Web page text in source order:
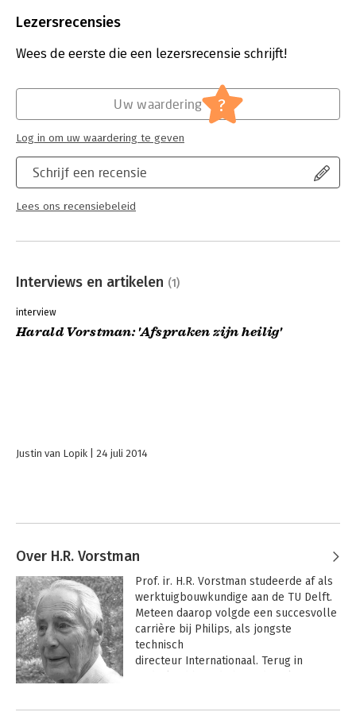
Bestandsformaat:
Uitgever:
Boom
Hoofdrubriek: Organisatiekunde
Lezersrecensies
Wees de eerste die een lezersrecensie schrijft!
Schrijf een recensie
Lees ons recensiebeleid
Uw waardering ?
Log in om uw waardering te geven
Interviews en artikelen (1)
interview
Harald Vorstman: 'Afspraken zijn heilig'
Justin van Lopik 24 juli 2014
Over H.R. Vorstman
Prof. ir. H.R. Vorstman studeerde af als
werktuigbouwkundige aan de TU Delft.
Meteen daarop volgde een succesvolle
carrière bij Philips, als jongste
technisch
directeur Internationaal. Terug in
wereldwijd. In die tijd heeft hij het